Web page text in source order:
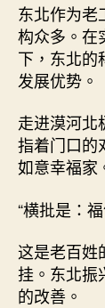
东北作为老
构众多。在
下，东北的
发展优势。
走进漠河北
指着门口的
如意幸福家
“横批是：
这是老百姓
挂。东北振
的改善。